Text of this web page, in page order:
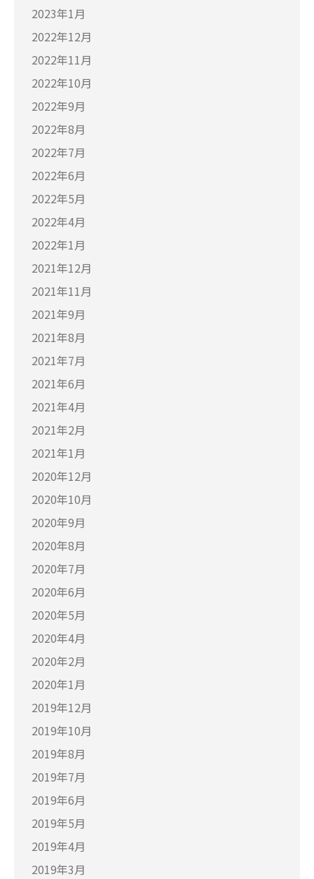
2023年1月
2022年12月
2022年11月
2022年10月
2022年9月
2022年8月
2022年7月
2022年6月
2022年5月
2022年4月
2022年1月
2021年12月
2021年11月
2021年9月
2021年8月
2021年7月
2021年6月
2021年4月
2021年2月
2021年1月
2020年12月
2020年10月
2020年9月
2020年8月
2020年7月
2020年6月
2020年5月
2020年4月
2020年2月
2020年1月
2019年12月
2019年10月
2019年8月
2019年7月
2019年6月
2019年5月
2019年4月
2019年3月